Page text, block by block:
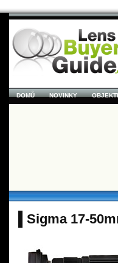
DOMŮ NOVINKY
Sigma 17-